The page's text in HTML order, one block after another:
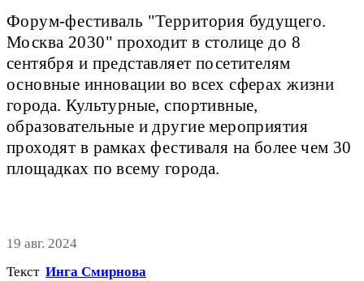
Форум-фестиваль "Территория будущего.
Москва 2030" проходит в столице до 8
сентября и представляет посетителям
основные инновации во всех сферах жизни
города. Культурные, спортивные,
образовательные и другие мероприятия
проходят в рамках фестиваля на более чем 30
площадках по всему города.
19 авг. 2024
Текст Инга Смирнова